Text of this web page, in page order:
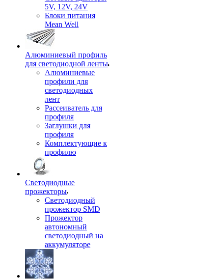
5V, 12V, 24V
Блоки питания
Mean Well
Алюминиевый профиль
для светодиодной ленты
Алюминиевые
профили для
светодиодных
лент
Рассеиватель для
профиля
Заглушки для
профиля
Комплектующие к
профилю
Светодиодные
прожекторы
Светодиодный
прожектор SMD
Прожектор
автономный
светодиодный на
аккумуляторе